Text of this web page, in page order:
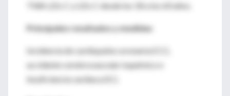
TWA LDL-C y LDL-C desde los 18 a los 60 años.
Principales resultados y medidas
Incidencia de cardiopatía coronaria (CC),
accidente cerebrovascular isquémico e
insuficiencia cardíaca (IC).